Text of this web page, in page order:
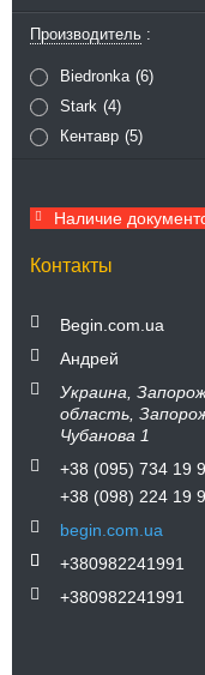
Производитель
Biedronka 6
Stark 4
Кентавр 5
Наличие
Контакты
Begin.com.ua
Андрей
Украина
область
Чубанова 1
+38 (095) 734 19
+38 (098) 224 19
begin.com.ua
+380982241991
+380982241991